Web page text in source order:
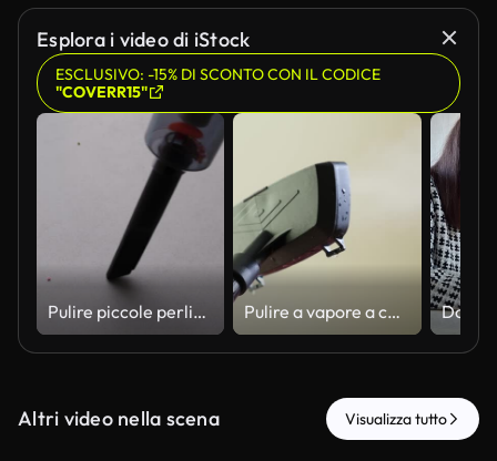
Esplora i video di iStock
ESCLUSIVO: -15% DI SCONTO CON IL CODICE
"COVERR15"
Pulire piccole perline da una superficie piana con un aspirapolvere portatile Pulire a vapore a casa in una giornata normale in un ambiente interno semplice usando un detergente a vapore su varie superfici
Altri video nella scena Visualizza tutto